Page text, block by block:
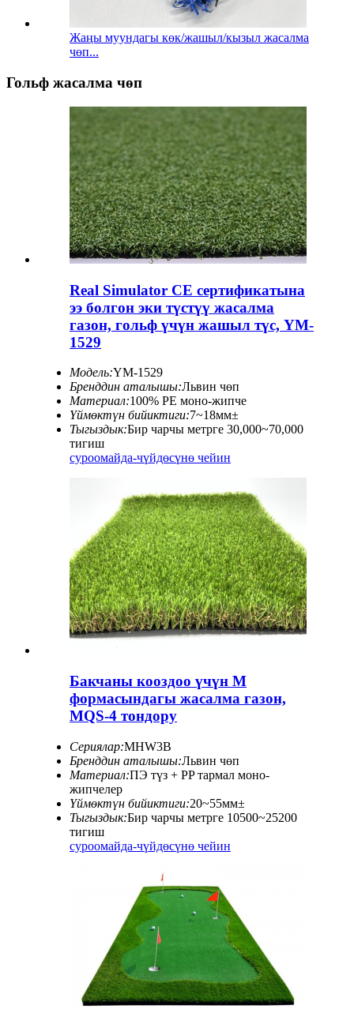
Жаңы муундагы көк/жашыл/кызыл жасалма
чөп...
Гольф жасалма чөп
Real Simulator CE сертификатына
ээ болгон эки түстүү жасалма
газон, гольф үчүн жашыл түс, YM-
1529
Модель:YM-1529
Бренддин аталышы:Львин чөп
Материал:100% PE моно-жипче
Үймөктүн бийиктиги:7~18мм±
Тыгыздык:Бир чарчы метрге 30,000~70,000
тигиш
суроомайда-чүйдөсүнө чейин
Бакчаны кооздоо үчүн M
формасындагы жасалма газон,
MQS-4 тондору
Сериялар:MHW3B
Бренддин аталышы:Львин чөп
Материал:ПЭ түз + PP тармал моно-
жипчелер
Үймөктүн бийиктиги:20~55мм±
Тыгыздык:Бир чарчы метрге 10500~25200
тигиш
суроомайда-чүйдөсүнө чейин